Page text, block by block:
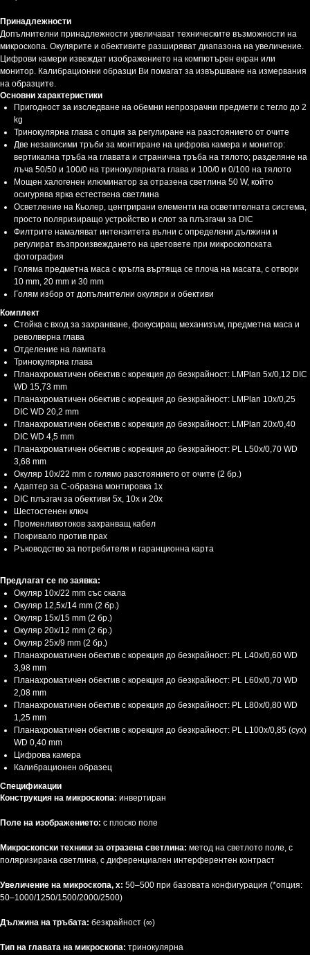
Принадлежности
Допълнителни принадлежности увеличават техническите възможности на
микроскопа. Окулярите и обективите разширяват диапазона на увеличение.
Цифрови камери извеждат изображението на компютърен екран или
монитор. Калибрационни образци Ви помагат за извършване на измервания
на образците.
Основни характеристики
Пригодност за изследване на обемни непрозрачни предмети с тегло до 2
kg
Тринокулярна глава с опция за регулиране на разстоянието от очите
Две независими тръби за монтиране на цифрова камера и монитор:
вертикална тръба на главата и странична тръба на тялото; разделяне на
лъча 50/50 и 100/0 на тринокулярната глава и 100/0 и 0/100 на тялото
Мощен халогенен илюминатор за отразена светлина 50 W, който
осигурява ярка естествена светлина
Осветление на Кьолер, центрирани елементи на осветителната система,
просто поляризиращо устройство и слот за плъзгачи за DIC
Филтрите намаляват интензитета вълни с определени дължини и
регулират възпроизвеждането на цветовете при микроскопската
фотография
Голяма предметна маса с кръгла въртяща се плоча на масата, с отвори
10 mm, 20 mm и 30 mm
Голям избор от допълнителни окуляри и обективи
Комплект
Стойка с вход за захранване, фокусиращ механизъм, предметна маса и
револверна глава
Отделение на лампата
Тринокулярна глава
Планахроматичен обектив с корекция до безкрайност: LMPlan 5x/0,12 DIC
WD 15,73 mm
Планахроматичен обектив с корекция до безкрайност: LMPlan 10х/0,25
DIC WD 20,2 mm
Планахроматичен обектив с корекция до безкрайност: LMPlan 20х/0,40
DIC WD 4,5 mm
Планахроматичен обектив с корекция до безкрайност: PL L50х/0,70 WD
3,68 mm
Окуляр 10x/22 mm с голямо разстоянието от очите (2 бр.)
Адаптер за C-образна монтировка 1x
DIC плъзгач за обективи 5x, 10x и 20x
Шестостенен ключ
Променливотоков захранващ кабел
Покривало против прах
Ръководство за потребителя и гаранционна карта
Предлагат се по заявка:
Окуляр 10x/22 mm със скала
Окуляр 12,5x/14 mm (2 бр.)
Окуляр 15x/15 mm (2 бр.)
Окуляр 20x/12 mm (2 бр.)
Окуляр 25x/9 mm (2 бр.)
Планахроматичен обектив с корекция до безкрайност: PL L40х/0,60 WD
3,98 mm
Планахроматичен обектив с корекция до безкрайност: PL L60x/0,70 WD
2,08 mm
Планахроматичен обектив с корекция до безкрайност: PL L80x/0,80 WD
1,25 mm
Планахроматичен обектив с корекция до безкрайност: PL L100x/0,85 (сух)
WD 0,40 mm
Цифрова камера
Калибрационен образец
Спецификации
Конструкция на микроскопа: инвертиран
Поле на изображението: с плоско поле
Микроскопски техники за отразена светлина: метод на светлото поле, с
поляризирана светлина, с диференциален интерферентен контраст
Увеличение на микроскопа, х: 50–500 при базовата конфигурация (*опция:
50–1000/1250/1500/2000/2500)
Дължина на тръбата: безкрайност (∞)
Тип на главата на микроскопа: тринокулярна